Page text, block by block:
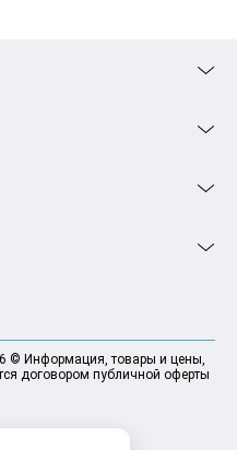
© Информация, товары и цены,
договором публичной оферты